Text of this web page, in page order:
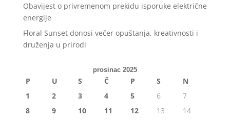
Obavijest o privremenom prekidu isporuke električne
energije
Floral Sunset donosi večer opuštanja, kreativnosti i
druženja u prirodi
prosinac 2025
P U S Č P S
N
1
2 3 4 5 6
7
8
9 10 11 12 13
14